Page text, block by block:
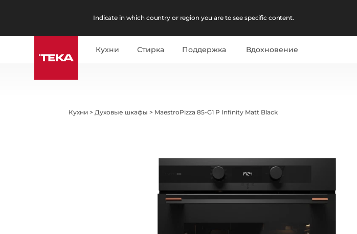
Indicate in which country or region you are to see specific content.
Кухни Стирка Поддержка Вдохновение
Кухни > Духовые шкафы > MaestroPizza 85-G1 P Infinity Matt Black